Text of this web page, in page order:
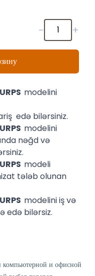
- +
modelini
edə bilərsiniz.
modelini
nəğd və
modeli
tələb olunan
modelini iş və
edə bilərsiz.
компьютерной и офисной